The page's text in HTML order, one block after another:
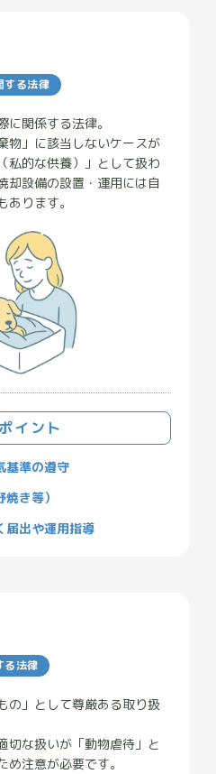
する法律
関係する法律。
物」に該当しないケースが
私的な供養）」として扱わ
却設備の設置・運用には自
ります。
イント
基準の遵守
き等）
届出や運用指導
る法律
の」として尊厳ある取り扱
切な扱いが「動物虐待」と
注意が必要です。